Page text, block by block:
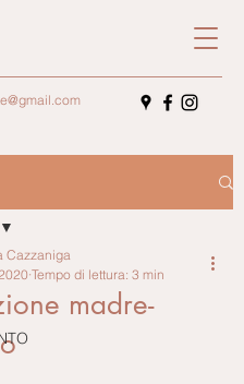
madre-
Cazzaniga
Tempo di lettura: 3 min